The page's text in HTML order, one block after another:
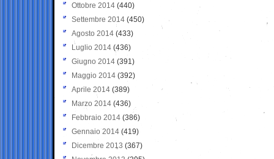
Ottobre 2014 (440)
Settembre 2014 (450)
Agosto 2014 (433)
Luglio 2014 (436)
Giugno 2014 (391)
Maggio 2014 (392)
Aprile 2014 (389)
Marzo 2014 (436)
Febbraio 2014 (386)
Gennaio 2014 (419)
Dicembre 2013 (367)